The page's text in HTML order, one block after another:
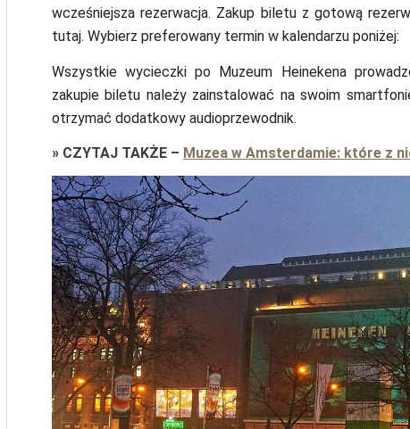
wcześniejsza rezerwacja. Zakup biletu z gotową
tutaj. Wybierz preferowany termin w kalendarzu poniżej:
Wszystkie wycieczki po Muzeum Heinekena
zakupie biletu należy zainstalować na swoim
otrzymać dodatkowy audioprzewodnik.
» CZYTAJ TAKŻE – Muzea w Amsterdamie: które z